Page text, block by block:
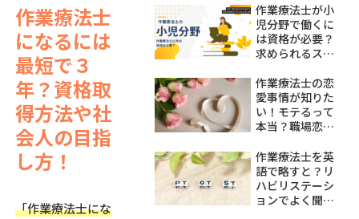
作業療法士
になるには
最短で３
年？資格取
得方法や社
会人の目指
し方！
「作業療法士にな
作業療法士が小
児分野で働くに
は資格が必要？
求められるスキ
作業療法士の恋
愛事情が知りた
い！モテるって
本当？職場恋愛
作業療法士を英
語で略すと？リ
ハビリステーシ
ョンでよく聞く